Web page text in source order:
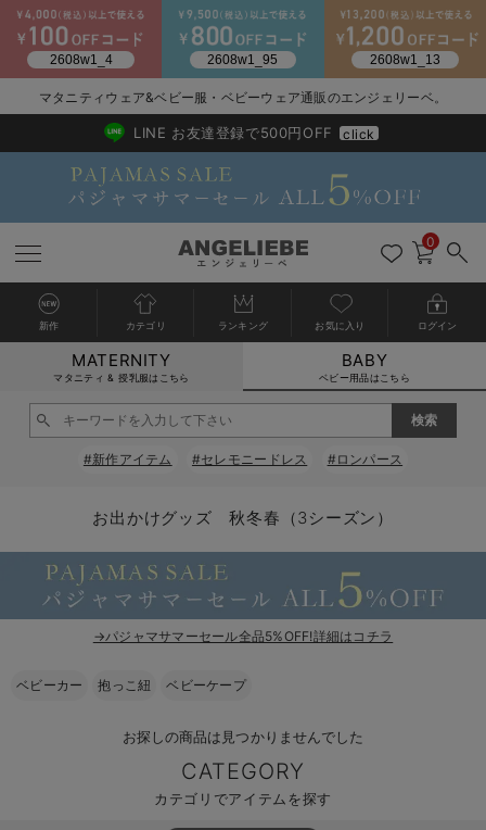
新生児服全て
ベビー服全て
ロンパース・カバーオール
ベビー ブルマ
ベビー スカート
ベビートップス
スタイ・よだれかけ（新生児・ベビー）
シーズンアイテム全て
ベビー・新生児 寝具全て
ベビーベッド・布団 （ベビー・新生児）
ベビー 雑貨全て
ベビーチェア（ハイローチェア）・ベビーラック
ベビー 雑貨 小物
ベビー安全グッズ
ベビーおもちゃ
お出かけグッズ全て
ベビー｜季節の特集全て
猛暑からベビーを守るひんやりグッズ
ベビーの動物なりきり特集
ベビー 夏のお役立ちグッズ特集
【素材別】ベビーロンパース特集
アウトレット全て
【アウトレット】ワンピース
【アウトレット】パジャマ
【アウトレット】インナー
【アウトレット】ベビー
特集全て
抗菌防臭加工
コットン素材
接触冷感素材
再入荷全て
再入荷｜インナー
戻る
送料無料アイテム全て
ワンピース
スカート
パジャマ
戻る
ブラキャミ おまとめ
戻る
【37周年祭セール】
【37周年祭セール】
戻る
気温差別オススメア
【15℃】3月下旬～
戻る
動きやすく着回しで
戻る
強撚スムース(コスパ
戻る
マタニティウェア
【おまとめ割】パジ
戻る
こだわりの履き心地
カジュアル
オフィス
戻る
ジャケット派
きれいめ美脚パンツ派
ツィード派
戻る
出産準備応援割全て
マタニティパジャマ
戻る
【オフィスカジュア
戻る
レギンスタイプ
戻る
【フォーマル】ワン
戻る
【ベビー】長袖
戻る
ハンカチ
短肌着
セット
戻る
快適ウェア10%OFF
快適ウェア10%OFF
戻る
春のマタニティワン
セットアップ・ レイ
ジャンパースカート/
ワーク・オフィス
戻る
Gift Selection 出産
〜3,000円（税込）
10,001円（税込）〜
女の子におススメの
戻る
冬の冷え対策インナ
薄くてあったか
保温&リカバリー
レギンス・タイツ
戻る
入院準備の持ち物チ
入院してすぐ使うグ
戻る
冬のあったか特集全て
【冬のあったか特集
【冬のあったか特集
マタニティウェア&ベビー服・ベビーウェア通販のエンジェリーベ。
2026/NewArrival
送料495円(一部地域を除く) 7,700円以上で送料無料
LINE お友達登録で500円OFF click
0
新作 カテゴリ ランキング お気に入り ログイン
MATERNITY
マタニティ & 授乳服はこちら
BABY
ベビー用品はこちら
#新作アイテム #セレモニードレス #ロンパース
お出かけグッズ 秋冬春（3シーズン）
→パジャマサマーセール全品5%OFF!詳細はコチラ
ベビーカー 抱っこ紐 ベビーケープ
お探しの商品は見つかりませんでした
CATEGORY
カテゴリでアイテムを探す
カートに入れる
閉じる